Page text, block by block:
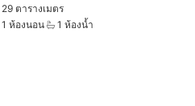
29 ตารางเมตร
1 ห้องนอน
1 ห้องน้ำ